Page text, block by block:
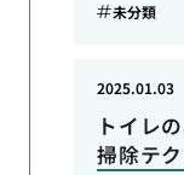
未分類
トイレ
掃除テ
2025.01.03